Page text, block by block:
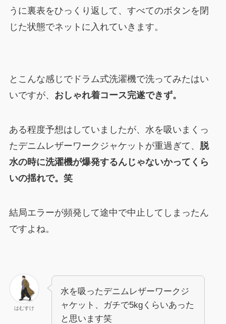
うに裏表をひっくり返して、すべてのボタンを閉
じた状態でネットに入れていきます。
とこんな感じでドラム式洗濯機で洗ってみたはい
いですが、 おしゃれ着コース完遂できず。
ある程度予想はしていましたが、水を吸いまくっ
たデニムレザーワークジャケットが重過ぎて、 脱
水の時に洗濯機が爆発するんじゃないかってくら
いの揺れで。笑
結局エラーが頻発して途中で中止してしまったん
ですよね。
はむすけ
水を吸ったデニムレザーワークジ
ャケット、ガチで5kgくらいあった
と思います笑